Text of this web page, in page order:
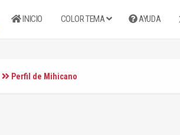
INICIO COLOR TEMA AYUDA
Perfil de Mihicano